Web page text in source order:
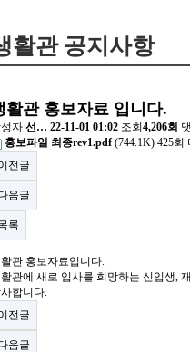
활관 공지사항
활관 홍보자료 입니다.
자 선… 22-11-01 01:02 조회 4,206회
홍보파일 최종rev1.pdf(744.1K) 425회
전글
음글
록
관 홍보자료입니다.
관에 새로 입사를 희망하는 신입생,
합니다.
전글
음글